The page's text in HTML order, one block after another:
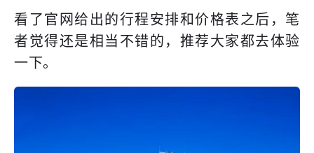
看了官网给出的行程安排和价格表之后，笔
者觉得还是相当不错的，推荐大家都去体验
一下。